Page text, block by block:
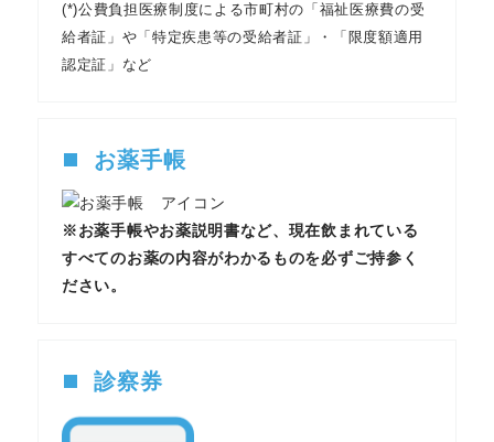
(*)公費負担医療制度による市町村の「福祉医療費の受
給者証」や「特定疾患等の受給者証」・「限度額適用
認定証」など
お薬手帳
※お薬手帳やお薬説明書など、現在飲まれている
すべてのお薬の内容がわかるものを必ずご持参く
ださい。
診察券